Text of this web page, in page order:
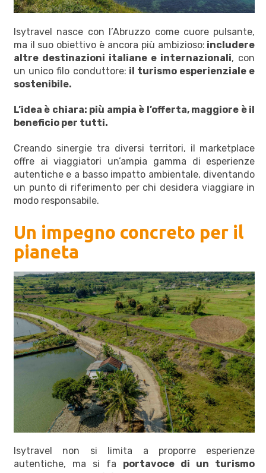
Isytravel nasce con l’Abruzzo come cuore pulsante,
ma il suo obiettivo è ancora più ambizioso: includere
altre destinazioni italiane e internazionali, con
un unico filo conduttore: il turismo esperienziale e
sostenibile.
L’idea è chiara: più ampia è l’offerta, maggiore è il
beneficio per tutti.
Creando sinergie tra diversi territori, il marketplace
offre ai viaggiatori un’ampia gamma di esperienze
autentiche e a basso impatto ambientale, diventando
un punto di riferimento per chi desidera viaggiare in
modo responsabile.
Un impegno concreto per il
pianeta
Isytravel non si limita a proporre esperienze
autentiche, ma si fa portavoce di un turismo